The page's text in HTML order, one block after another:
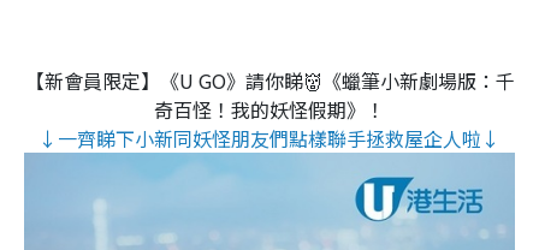
【新會員限定】《U GO》請你睇👹《蠟筆小新劇場版：千
奇百怪！我的妖怪假期》！
↓一齊睇下小新同妖怪朋友們點樣聯手拯救屋企人啦↓